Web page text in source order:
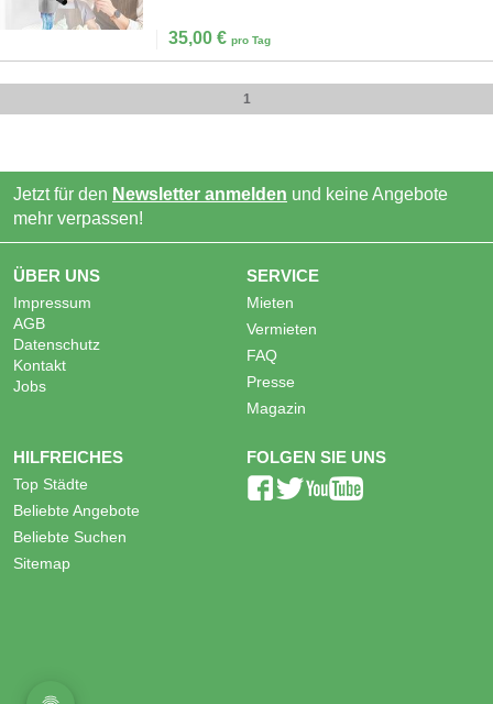
35,00 € pro Tag
1
Jetzt für den Newsletter anmelden und keine Angebote
mehr verpassen!
ÜBER UNS
Impressum
AGB
Datenschutz
Kontakt
Jobs
SERVICE
Mieten
Vermieten
FAQ
Presse
Magazin
HILFREICHES
Top Städte
Beliebte Angebote
Beliebte Suchen
Sitemap
FOLGEN SIE UNS